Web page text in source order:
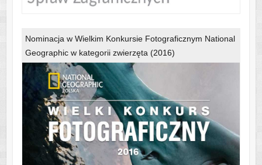
Nominacja w Wielkim Konkursie Fotograficznym National
Geographic w kategorii zwierzęta (2016)